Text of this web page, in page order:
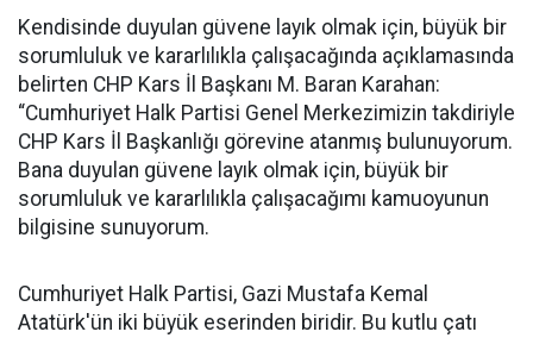
Kendisinde duyulan güvene layık olmak için, büyük bir
sorumluluk ve kararlılıkla çalışacağında açıklamasında
belirten CHP Kars İl Başkanı M. Baran Karahan:
“Cumhuriyet Halk Partisi Genel Merkezimizin takdiriyle
CHP Kars İl Başkanlığı görevine atanmış bulunuyorum.
Bana duyulan güvene layık olmak için, büyük bir
sorumluluk ve kararlılıkla çalışacağımı kamuoyunun
bilgisine sunuyorum.
Cumhuriyet Halk Partisi, Gazi Mustafa Kemal
Atatürk'ün iki büyük eserinden biridir. Bu kutlu çatı